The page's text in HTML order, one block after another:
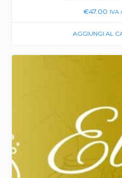
€47.00 IVA
AGGIUNGI AL